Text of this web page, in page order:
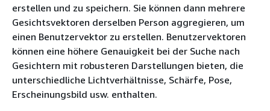
erstellen und zu speichern. Sie können dann mehrere
Gesichtsvektoren derselben Person aggregieren, um
einen Benutzervektor zu erstellen. Benutzervektoren
können eine höhere Genauigkeit bei der Suche nach
Gesichtern mit robusteren Darstellungen bieten, die
unterschiedliche Lichtverhältnisse, Schärfe, Pose,
Erscheinungsbild usw. enthalten.